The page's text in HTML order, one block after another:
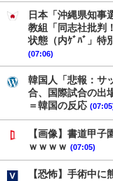
日本「沖縄県知事
教組「同志社批判
状態（内ｹﾞﾊﾞ」特
(07:06)
韓国人「悲報：サ
合、国際試合の出
＝韓国の反応
【画像】書道甲
ｗｗｗｗ (07:05)
【恐怖】手術中に